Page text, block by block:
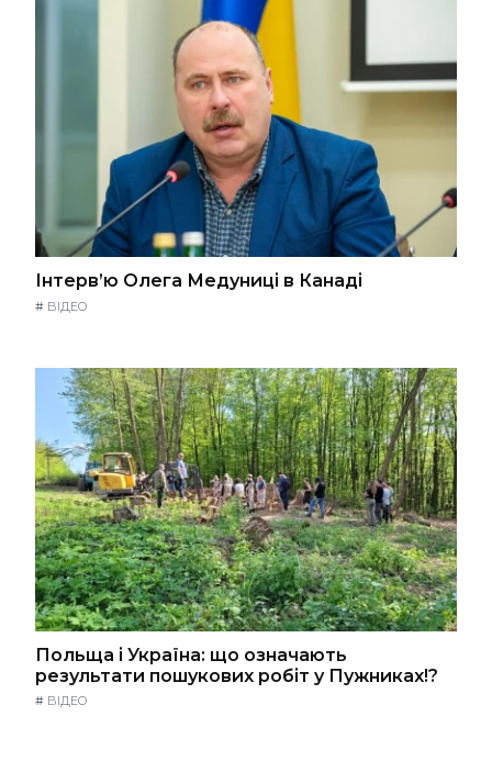
Інтерв’ю Олега Медуниці в Канаді
# ВІДЕО
Польща і Україна: що означають
результати пошукових робіт у Пужниках!?
# ВІДЕО